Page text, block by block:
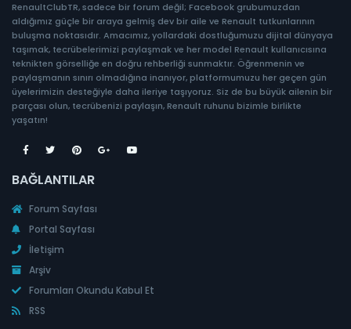
RenaultClubTR, sadece bir forum değil; Facebook grubumuzdan
aldığımız güçle bir araya gelmiş dev bir aile ve Renault tutkunlarının
buluşma noktasıdır. Amacımız, yollardaki dostluğumuzu dijital dünyaya
taşımak, tecrübelerimizi paylaşmak ve her model Renault kullanıcısına
teknikten görselliğe en doğru rehberliği sunmaktır. Öğrenmenin ve
paylaşmanın sınırı olmadığına inanıyor, platformumuzu her geçen gün
üyelerimizin desteğiyle daha ileriye taşıyoruz. Siz de bu büyük ailenin bir
parçası olun, tecrübenizi paylaşın, Renault ruhunu bizimle birlikte
yaşatın!
BAĞLANTILAR
Forum Sayfası
Portal Sayfası
İletişim
Arşiv
Forumları Okundu Kabul Et
RSS